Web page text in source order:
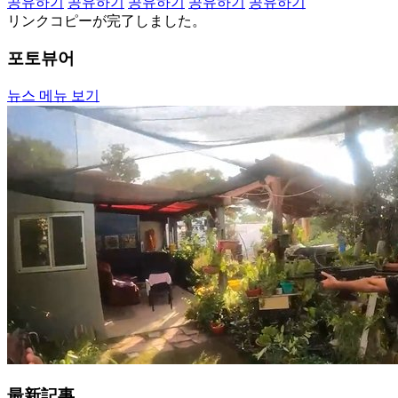
リンクコピーが完了しました。
포토뷰어
뉴스 메뉴 보기